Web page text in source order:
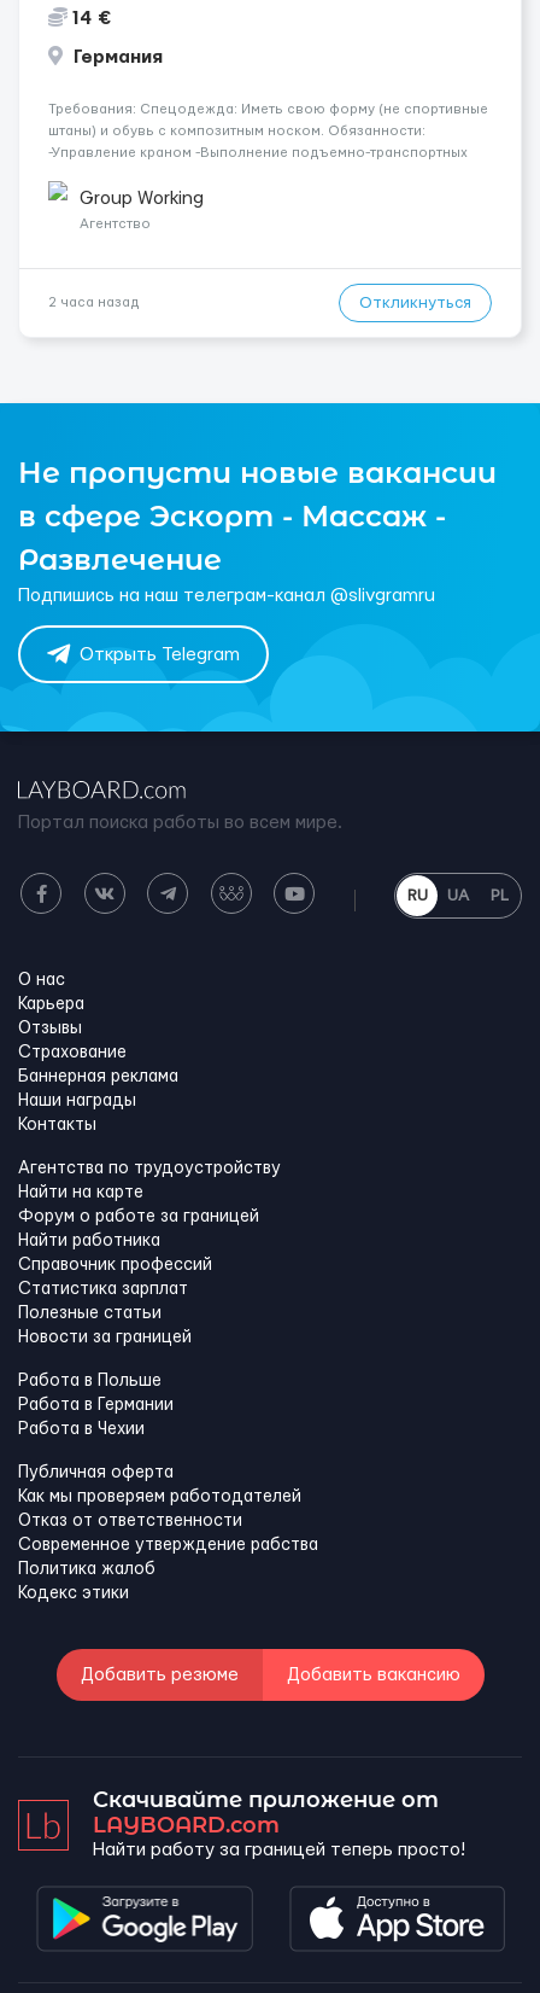
14 €
Германия
Требования: Спецодежда: Иметь свою форму (не спортивные
штаны) и обувь с композитным носком. Обязанности:
-Управление краном -Выполнение подъемно-транспортных
инструкций по безопасности. -Опыт управления различными
типами кранов (моб...
Group Working
Агентство
2 часа назад Откликнуться
Не пропусти новые вакансии
в сфере Эскорт - Массаж -
Развлечение
Подпишись на наш телеграм-канал @slivgramru
Открыть Telegram
Портал поиска работы во всем мире.
RU UA PL
О нас
Карьера
Отзывы
Страхование
Баннерная реклама
Наши награды
Контакты
Агентства по трудоустройству
Найти на карте
Форум о работе за границей
Найти работника
Справочник профессий
Статистика зарплат
Полезные статьи
Новости за границей
Работа в Польше
Работа в Германии
Работа в Чехии
Публичная оферта
Как мы проверяем работодателей
Отказ от ответственности
Современное утверждение рабства
Политика жалоб
Кодекс этики
Добавить резюме Добавить вакансию
Скачивайте приложение от
LAYBOARD.com
Найти работу за границей теперь просто!